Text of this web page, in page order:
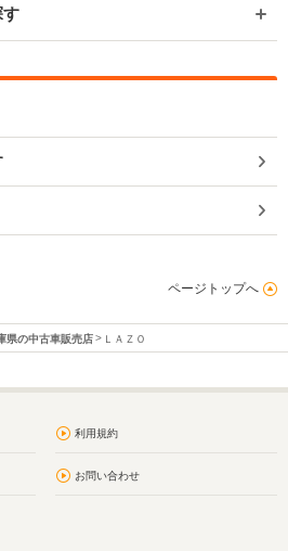
す
ページトップへ
県の中古車販売店 ＬＡＺＯ
利用規約
お問い合わせ